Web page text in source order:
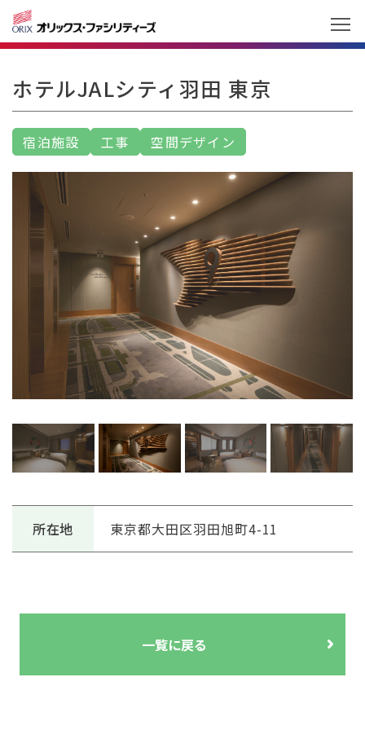
ホテルJALシティ羽田 東京
宿泊施設 工事 空間デザイン
所在地 東京都大田区羽田旭町4-11
一覧に戻る